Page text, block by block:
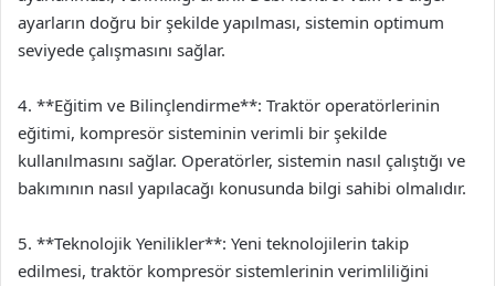
ayarların doğru bir şekilde yapılması, sistemin optimum
seviyede çalışmasını sağlar.
4. **Eğitim ve Bilinçlendirme**: Traktör operatörlerinin
eğitimi, kompresör sisteminin verimli bir şekilde
kullanılmasını sağlar. Operatörler, sistemin nasıl çalıştığı ve
bakımının nasıl yapılacağı konusunda bilgi sahibi olmalıdır.
5. **Teknolojik Yenilikler**: Yeni teknolojilerin takip
edilmesi, traktör kompresör sistemlerinin verimliliğini